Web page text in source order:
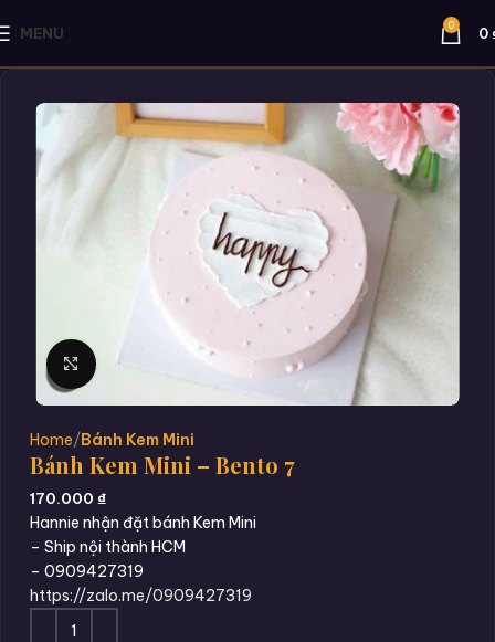
MENU 0 0
Click to enlarge
Home Bánh Kem Mini
Bánh Kem Mini – Bento 7
170.000 ₫
Hannie nhận đặt bánh Kem Mini
– Ship nội thành HCM
– 0909427319
https://zalo.me/0909427319